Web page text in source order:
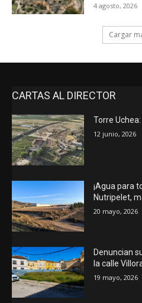
4 agosto, 2026
Cargar
CARTAS AL DIRECTOR
Torre
12 junio, 2026
¡Agua para
Nutripelet,
20 mayo, 2026
Denuncian
la calle
19 mayo, 2026